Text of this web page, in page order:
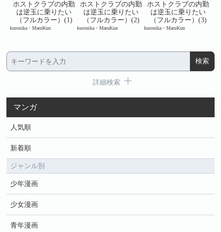
ホストクラブの内勤
は逆玉に乗りたい
（フルカラー）(1)
kuronika・MaruKun
ホストクラブの内勤
は逆玉に乗りたい
（フルカラー）(2)
kuronika・MaruKun
ホストクラブの内勤
は逆玉に乗りたい
（フルカラー）(3)
kuronika・MaruKun
詳細検索
マンガ
人気順
新着順
ジャンル別
少年漫画
少女漫画
青年漫画